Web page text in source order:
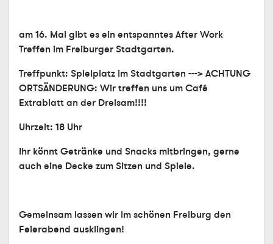
am 16. Mai gibt es ein entspanntes After Work
Treffen im Freiburger Stadtgarten.
Treffpunkt: Spielplatz im Stadtgarten ---> ACHTUNG
ORTSÄNDERUNG: Wir treffen uns um Café
Extrablatt an der Dreisam!!!!
Uhrzeit: 18 Uhr
Ihr könnt Getränke und Snacks mitbringen, gerne
auch eine Decke zum Sitzen und Spiele.
Gemeinsam lassen wir im schönen Freiburg den
Feierabend ausklingen!